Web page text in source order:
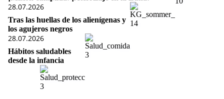
28.07.2026
Tras las huellas de los alienígenas y
los agujeros negros
28.07.2026
Hábitos saludables
desde la infancia